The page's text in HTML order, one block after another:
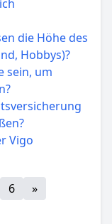
die Höhe des
Hobbys)?
sein, um
Vigo
6 »